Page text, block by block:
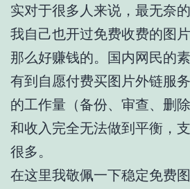
实对于很多人来说，最无奈
我自己也开过免费收费的图
那么好赚钱的。国内网民的
有到自愿付费买图片外链服
的工作量（备份、审查、删
和收入完全无法做到平衡，
很多。
在这里我敬佩一下稳定免费